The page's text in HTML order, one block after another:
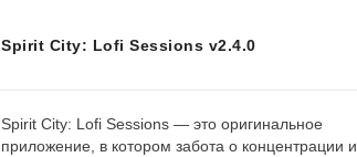
Spirit City: Lofi Sessions v2.4.0
Spirit City: Lofi Sessions — это оригинальное
приложение, в котором забота о концентрации и